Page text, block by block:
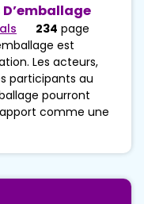
234 page
est
Les acteurs,
participants au
pourront
comme une